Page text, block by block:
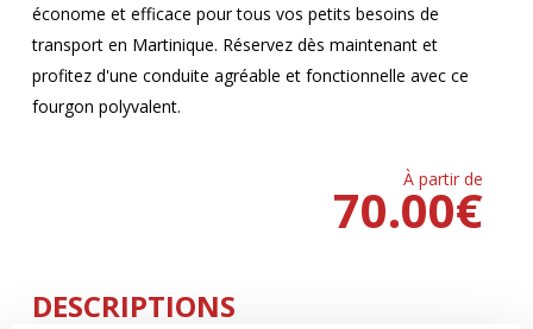
économe et efficace pour tous vos petits besoins de
transport en Martinique. Réservez dès maintenant et
profitez d'une conduite agréable et fonctionnelle avec ce
fourgon polyvalent.
À partir de
€
70.00
DESCRIPTIONS